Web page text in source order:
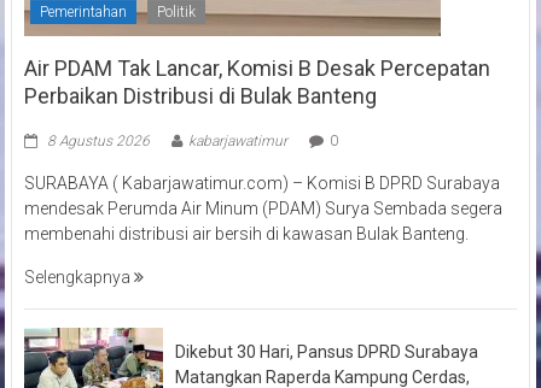
Pemerintahan Politik
Air PDAM Tak Lancar, Komisi B Desak Percepatan
Perbaikan Distribusi di Bulak Banteng
8 Agustus 2026 kabarjawatimur 0
SURABAYA ( Kabarjawatimur.com) – Komisi B DPRD Surabaya
mendesak Perumda Air Minum (PDAM) Surya Sembada segera
membenahi distribusi air bersih di kawasan Bulak Banteng.
Selengkapnya
Dikebut 30 Hari, Pansus DPRD Surabaya
Matangkan Raperda Kampung Cerdas,